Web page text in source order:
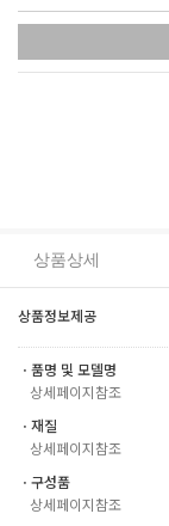
상품상세
상품정보제공
ㆍ품명 및 모델명
상세페이지참조
ㆍ재질
상세페이지참조
ㆍ구성품
상세페이지참조